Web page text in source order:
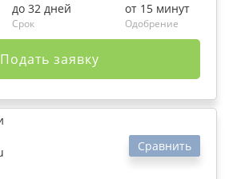
до 32 дней
Срок
от 15 минут
Одобрение
Подать заявку
Сравнить